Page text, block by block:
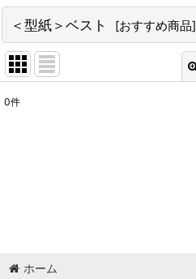
＜型紙＞ベスト [おすすめ商品]
0件
ホーム